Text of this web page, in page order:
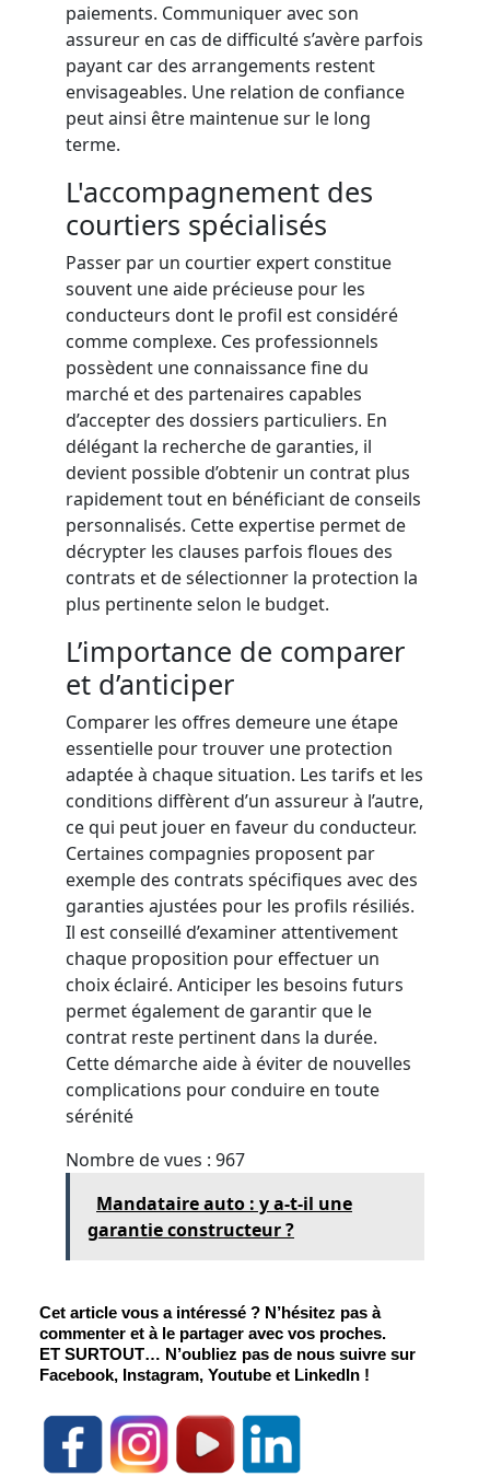
paiements. Communiquer avec son
assureur en cas de difficulté s’avère parfois
payant car des arrangements restent
envisageables. Une relation de confiance
peut ainsi être maintenue sur le long
terme.
L'accompagnement des
courtiers spécialisés
Passer par un courtier expert constitue
souvent une aide précieuse pour les
conducteurs dont le profil est considéré
comme complexe. Ces professionnels
possèdent une connaissance fine du
marché et des partenaires capables
d’accepter des dossiers particuliers. En
délégant la recherche de garanties, il
devient possible d’obtenir un contrat plus
rapidement tout en bénéficiant de conseils
personnalisés. Cette expertise permet de
décrypter les clauses parfois floues des
contrats et de sélectionner la protection la
plus pertinente selon le budget.
L’importance de comparer
et d’anticiper
Comparer les offres demeure une étape
essentielle pour trouver une protection
adaptée à chaque situation. Les tarifs et les
conditions diffèrent d’un assureur à l’autre,
ce qui peut jouer en faveur du conducteur.
Certaines compagnies proposent par
exemple des contrats spécifiques avec des
garanties ajustées pour les profils résiliés.
Il est conseillé d’examiner attentivement
chaque proposition pour effectuer un
choix éclairé. Anticiper les besoins futurs
permet également de garantir que le
contrat reste pertinent dans la durée.
Cette démarche aide à éviter de nouvelles
complications pour conduire en toute
sérénité
Nombre de vues : 967
Mandataire auto : y a-t-il une
garantie constructeur ?
Cet article vous a intéressé ? N’hésitez pas à
commenter et à le partager avec vos proches.
ET SURTOUT… N’oubliez pas de nous suivre sur
Facebook, Instagram, Youtube et LinkedIn !